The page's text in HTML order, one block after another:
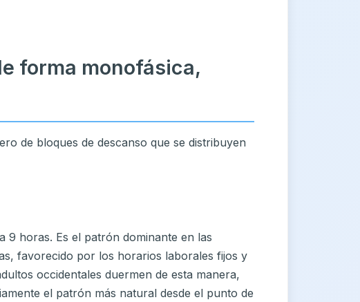
forma monofásica,
de bloques de descanso que se distribuyen
horas. Es el patrón dominante en las
favorecido por los horarios laborales fijos y
occidentales duermen de esta manera,
el patrón más natural desde el punto de